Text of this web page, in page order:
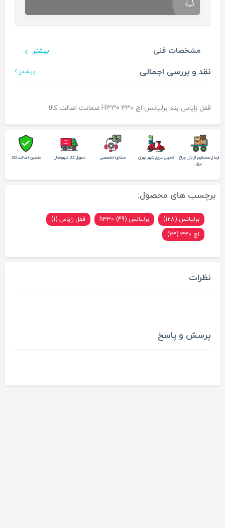
مشخصات فنی بیشتر
نقد و بررسی اجمالی بیشتر
قفل زاپاس بند برلیانس اچ ۳۳۰ H330 ضمانت اصالت کالا
ارسال مستقیم از بازار چراغ
برق
تحویل سریع شهر تهران مشاوره تخصصی تحویل کالا شهرستان تضمین اصالت کالا
برچسب های محصول:
برلیانس (128) برلیانس h330 (49)
قفل زاپاس (1)
اچ ۳۳۰ (63)
نظرات
پرسش و پاسخ